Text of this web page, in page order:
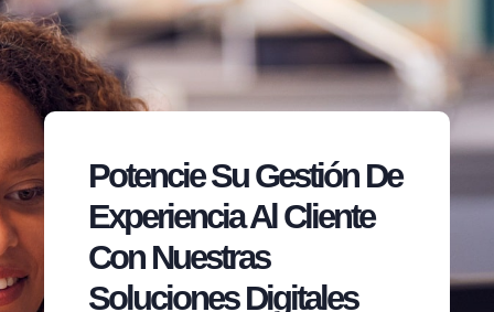
Potencie Su Gestión De
Experiencia Al Cliente
Con Nuestras
Soluciones Digitales